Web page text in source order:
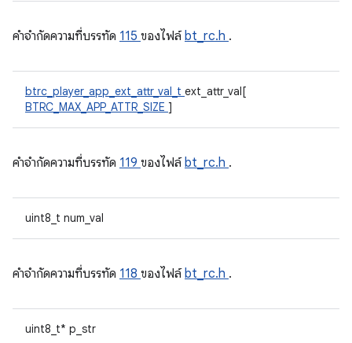
คําจํากัดความที่บรรทัด 115 ของไฟล์bt_rc.h .
btrc_player_app_ext_attr_val_t ext_attr_val[
BTRC_MAX_APP_ATTR_SIZE ]
คําจํากัดความที่บรรทัด 119 ของไฟล์bt_rc.h .
uint8_t num_val
คําจํากัดความที่บรรทัด 118 ของไฟล์bt_rc.h .
uint8_t* p_str